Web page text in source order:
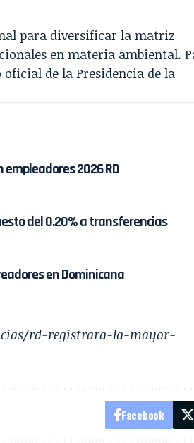
para diversificar la matriz
en materia ambiental.
de la Presidencia de la
empleadores 2026 RD
del 0.20% a transferencias
en Dominicana
rd-registrara-la-mayor-
Facebook